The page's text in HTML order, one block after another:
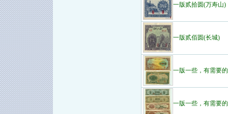
一版贰拾圆(万寿山)
一版贰佰圆(长城)
一版一些，有需要
一版一些，有需要